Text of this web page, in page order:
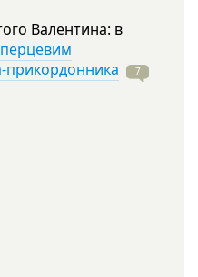
Валентина: в
прикордонника
7